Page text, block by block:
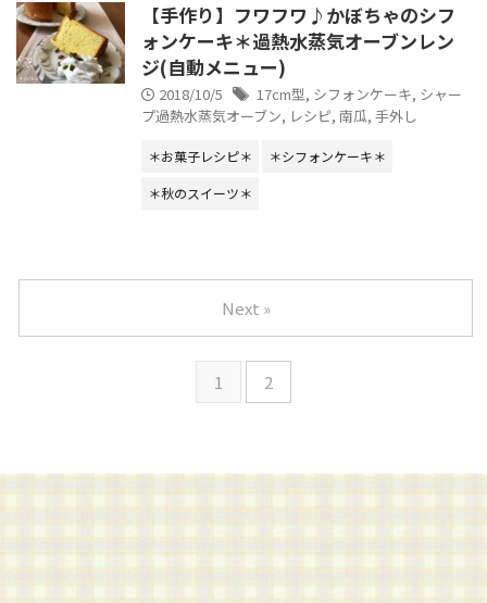
【手作り】フワフワ♪かぼちゃのシフ
ォンケーキ＊過熱水蒸気オーブンレン
ジ(自動メニュー)
2018/10/5 17cm型, シフォンケーキ, シャー
プ過熱水蒸気オーブン, レシピ, 南瓜, 手外し
＊お菓子レシピ＊
＊シフォンケーキ＊
＊秋のスイーツ＊
1 2
Next »